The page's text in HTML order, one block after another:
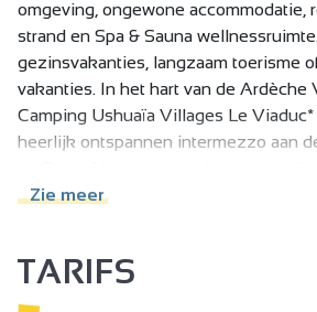
omgeving, ongewone accommodatie,
strand en Spa & Sauna
gezinsvakanties, langzaam toerisme
vakanties. In het hart van de Ardèche
Camping Ushuaïa Villages Le
heerlijk ontspannen intermezzo aan
ontdekkingen kunt u zich ontspannen
Ongebruikelijke accommodatie, een
met spa, een restaurant, overal natuur
Zie meer
TARIFS